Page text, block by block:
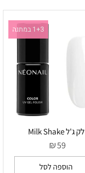
1+3 במתנה
לק ג'ל Milk Shake
₪59
הוספה לסל